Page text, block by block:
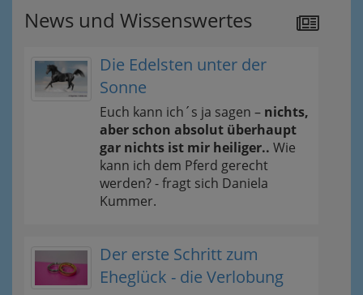
News und Wissenswertes
Die Edelsten unter der
Sonne
Euch kann ich´s ja sagen – nichts,
aber schon absolut überhaupt
gar nichts ist mir heiliger.. Wie
kann ich dem Pferd gerecht
werden? - fragt sich Daniela
Kummer.
Der erste Schritt zum
Eheglück - die Verlobung